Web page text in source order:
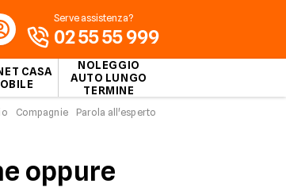
CASA
NOLEGGIO
AUTO LUNGO
TERMINE
Serve assistenza?
02 55 55 999
Compagnie Parola all'esperto
oppure